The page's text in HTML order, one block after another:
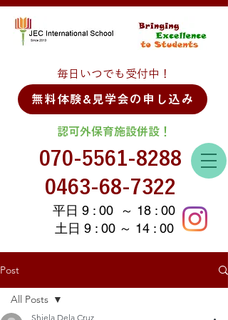
070-5561-8288
0463-68-7322
平日 9 : 00 ～ 18 : 00
土日 9 : 00 ～ 14 : 00
毎日いつでも受付中！
無料体験&見学会の申し込み
認可外保育施設併設！
Post
All Posts
Shiela Dela Cruz